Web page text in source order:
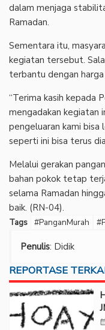
dalam menjaga
Ramadan.
Sementara itu,
kegiatan tersebut.
terbantu dengan
“Terima kasih kepada
mengadakan kegiatan
pengeluaran kami
seperti ini bisa terus
Melalui gerakan
bahan pokok tetap
selama Ramadan
baik. (RN-04).
Tags #PanganMurah
Penulis: Didik
REPORTASE